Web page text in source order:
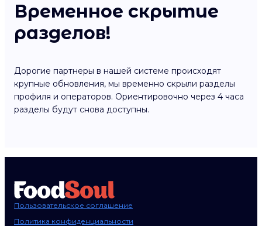
Временное скрытие
разделов!
Дорогие партнеры в нашей системе происходят
крупные обновления, мы временно скрыли разделы
профиля и операторов. Ориентировочно через 4 часа
разделы будут снова доступны.
Пользовательское соглашение
Политика конфиденциальности